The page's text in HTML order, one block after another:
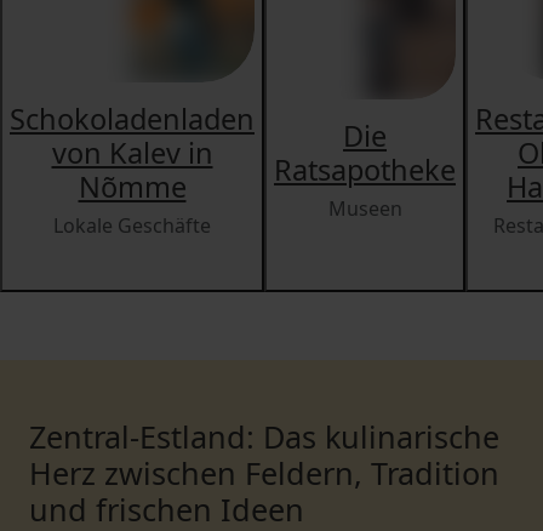
Schokoladenladen
von Kalev in
Nõmme
Lokale Geschäfte
Die
Ratsapotheke
Museen
Zentral-Estland: Das kulinarische
Herz zwischen Feldern, Tradition
und frischen Ideen